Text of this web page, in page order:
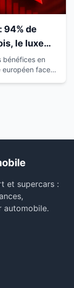
94% de
le luxe
bénéfices en
européen face à
et supercars :
automobile.